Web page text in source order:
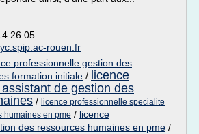
rouen.fr
professionnelle gestion des
formation initiale / licence
de gestion des
/ licence professionnelle specialite
humaines en pme / licence
des ressources humaines en pme /